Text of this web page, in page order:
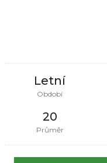
Letní
Období
20
Průměr